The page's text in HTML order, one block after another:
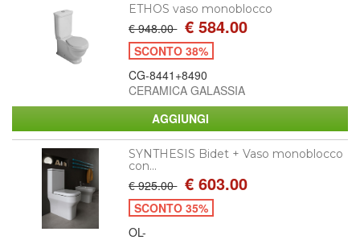
ETHOS vaso monoblocco
€ 948.00 € 584.00
SCONTO 38%
CG-8441+8490
CERAMICA GALASSIA
SYNTHESIS Bidet + Vaso monoblocco
con...
€ 925.00 € 603.00
SCONTO 35%
OL-